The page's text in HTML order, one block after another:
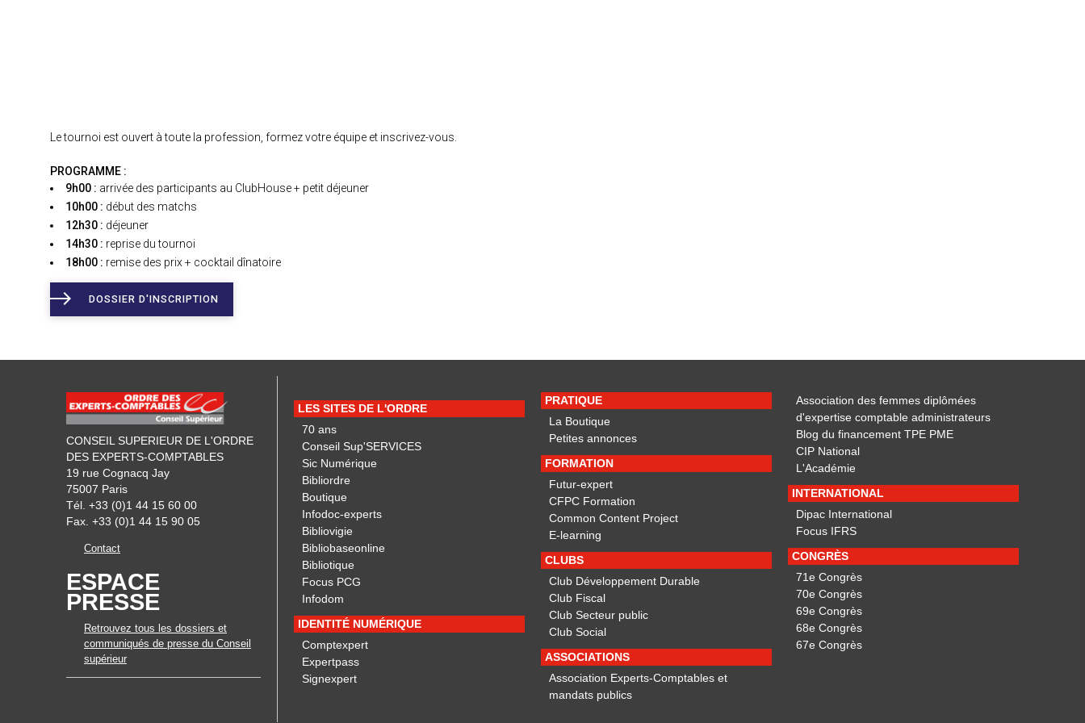
Le tournoi est ouvert à toute la profession, formez votre équipe et inscrivez-vous.
PROGRAMME :
9h00 : arrivée des participants au ClubHouse + petit déjeuner
10h00 : début des matchs
12h30 : déjeuner
14h30 : reprise du tournoi
18h00 : remise des prix + cocktail dînatoire
DOSSIER D'INSCRIPTION
CONSEIL SUPERIEUR DE L'ORDRE
DES EXPERTS-COMPTABLES
19 rue Cognacq Jay
75007 Paris
Tél. +33 (0)1 44 15 60 00
Fax. +33 (0)1 44 15 90 05
Contact
ESPACE
PRESSE
Retrouvez tous les dossiers et
communiqués de presse du Conseil
supérieur
LES SITES DE L'ORDRE
70 ans
Conseil Sup'SERVICES
Sic Numérique
Bibliordre
Boutique
Infodoc-experts
Bibliovigie
Bibliobaseonline
Bibliotique
Focus PCG
Infodom
IDENTITÉ NUMÉRIQUE
Comptexpert
Expertpass
Signexpert
PRATIQUE
La Boutique
Petites annonces
FORMATION
Futur-expert
CFPC Formation
Common Content Project
E-learning
CLUBS
Club Développement Durable
Club Fiscal
Club Secteur public
Club Social
ASSOCIATIONS
Association Experts-Comptables et
mandats publics
Association des femmes diplômées
d'expertise comptable administrateurs
Blog du financement TPE PME
CIP National
L'Académie
INTERNATIONAL
Dipac International
Focus IFRS
CONGRÈS
71e Congrès
70e Congrès
69e Congrès
68e Congrès
67e Congrès